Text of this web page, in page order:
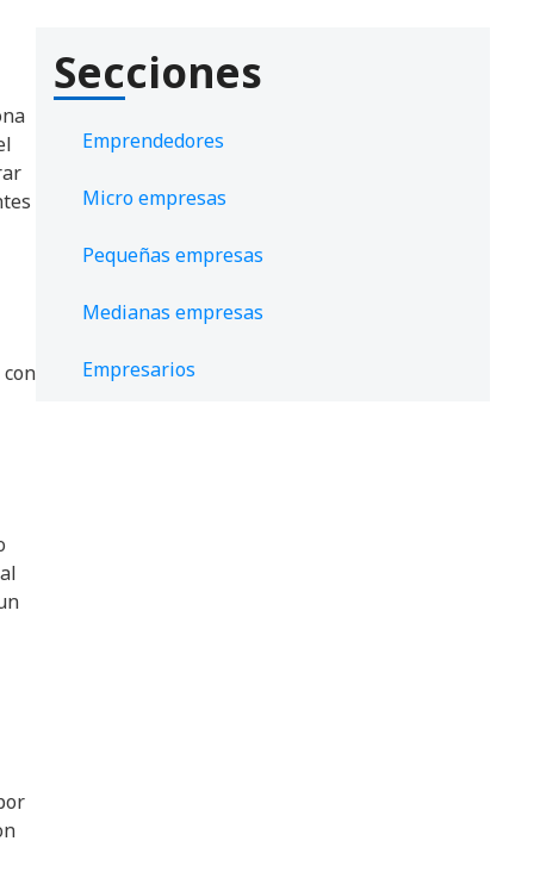
Secciones
Emprendedores
Micro empresas
Pequeñas empresas
Medianas empresas
Empresarios